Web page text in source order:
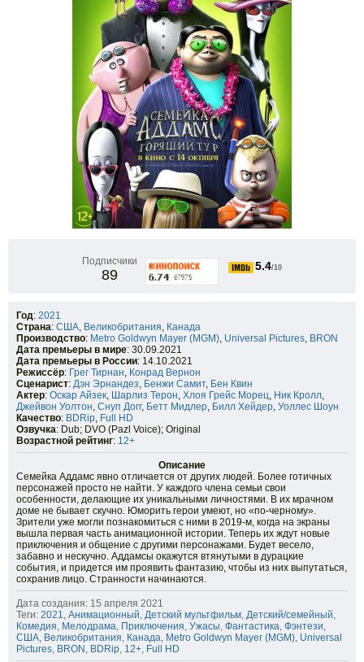
Подписчики
89
5.4/10
Год: 2021
Страна: США, Великобритания, Канада
Производство: Metro Goldwyn Mayer (MGM), Universal Pictures, BRON
Дата премьеры в мире: 30.09.2021
Дата премьеры в России: 14.10.2021
Режиссёр: Грег Тирнан, Конрад Вернон
Сценарист: Дэн Эрнандез, Бенжи Самит, Бен Квин
Актер: Оскар Айзек, Шарлиз Терон, Хлоя Грейс Морец, Ник Кролл,
Джейвон Уолтон, Снуп Догг, Бетт Мидлер, Билл Хейдер, Уоллес Шоун
Качество: BDRip, Full HD
Озвучка: Dub; DVO (Pazl Voice); Original
Возрастной рейтинг: 12+
Описание
Семейка Аддамс явно отличается от других людей. Более готичных
персонажей просто не найти. У каждого члена семьи свои
особенности, делающие их уникальными личностями. В их мрачном
доме не бывает скучно. Юморить герои умеют, но «по-черному».
Зрители уже могли познакомиться с ними в 2019-м, когда на экраны
вышла первая часть анимационной истории. Теперь их ждут новые
приключения и общение с другими персонажами. Будет весело,
забавно и нескучно. Аддамсы окажутся втянутыми в дурацкие
события, и придется им проявить фантазию, чтобы из них выпутаться,
сохранив лицо. Странности начинаются.
Дата создания: 15 апреля 2021
Теги: 2021, Анимационный, Детский мультфильм, Детский/семейный,
Комедия, Мелодрама, Приключения, Ужасы, Фантастика, Фэнтези,
США, Великобритания, Канада, Metro Goldwyn Mayer (MGM), Universal
Pictures, BRON , BDRip, 12+, Full HD